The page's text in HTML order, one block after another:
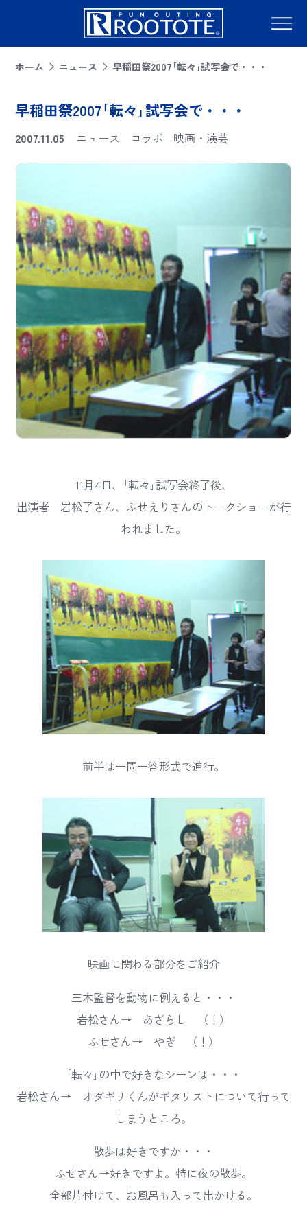
ホーム ニュース 早稲田祭2007｢転々｣試写会で・・・
早稲田祭2007｢転々｣試写会で・・・
2007.11.05 ニュース コラボ 映画・演芸
11月4日、｢転々｣試写会終了後、
出演者 岩松了さん、ふせえりさんのトークショーが行
われました。
前半は一問一答形式で進行。
映画に関わる部分をご紹介
三木監督を動物に例えると・・・
岩松さん→ あざらし （！）
ふせさん→ やぎ （！）
｢転々｣の中で好きなシーンは・・・
岩松さん→ オダギリくんがギタリストについて行って
しまうところ。
散歩は好きですか・・・
ふせさん→好きですよ。特に夜の散歩。
全部片付けて、お風呂も入って出かける。